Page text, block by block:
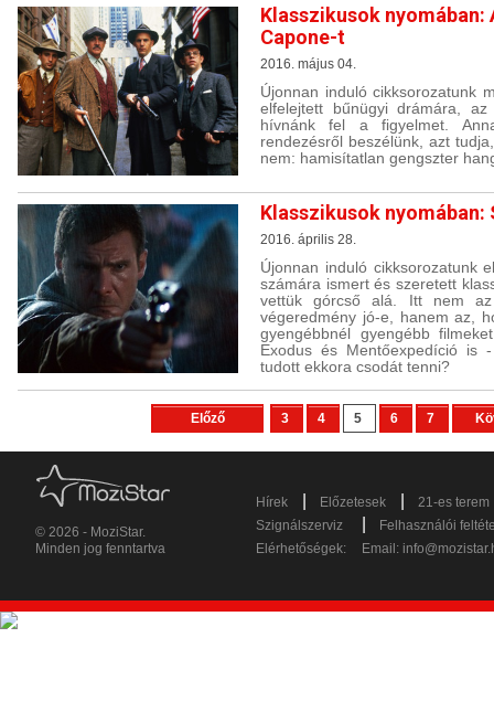
Klasszikusok nyomában:
Capone-t
2016. május 04.
Újonnan induló cikksorozatunk
elfelejtett bűnügyi drámára,
hívnánk fel a figyelmet.
rendezésről beszélünk, azt
nem: hamisítatlan gengszter
Klasszikusok nyomában:
2016. április 28.
Újonnan induló cikksorozatunk
számára ismert és szeretett
vettük górcső alá. Itt nem
végeredmény jó-e, hanem az,
gyengébbnél gyengébb
Exodus és Mentőexpedíció is
tudott ekkora csodát tenni?
Előző 3 4 5 6 7
© 2026 - MoziStar.
Minden jog fenntartva
Hírek Előzetesek
21-es terem
Szignálszerviz
Felhasználói
Elérhetőségek:
Email: